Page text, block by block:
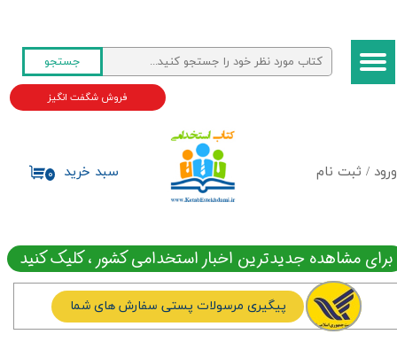
ورود / ثبت نام
حساب کاربری من
تغییر گذر واژه
جستجو
۰ سبد خرید
فروش شگفت انگیز
برای مشاهده جدیدترین اخبار استخدامی کشور ، کلیک کنید
پیگیری مرسولات پستی سفارش های شما